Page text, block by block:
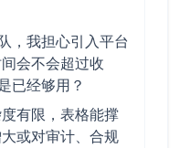
，我担心引入平台
会不会超过收
已经够用？
有限，表格能撑
或对审计、合规